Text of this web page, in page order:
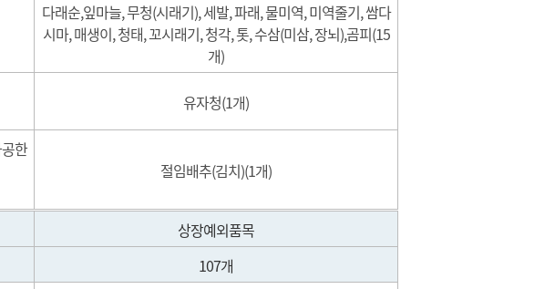
다래순,잎마늘, 무청(시래기), 세발, 파래, 물미역, 미역줄기, 쌈다
시마, 매생이, 청태, 꼬시래기, 청각, 톳, 수삼(미삼, 장뇌),곰피(15
개)
유자청(1개)
한
절임배추(김치)(1개)
상장예외품목
107개